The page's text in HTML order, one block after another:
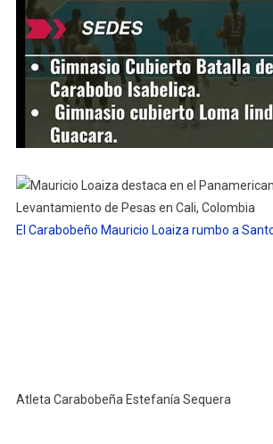
El Carabobeño Mauricio Loaiza rumbo a
Atleta Carabobeña Estefanía Sequera